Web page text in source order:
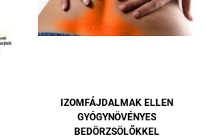
IZOMFÁJDALMAK ELLEN
GYÓGYNÖVÉNYES
BEDÖRZSÖLŐKKEL